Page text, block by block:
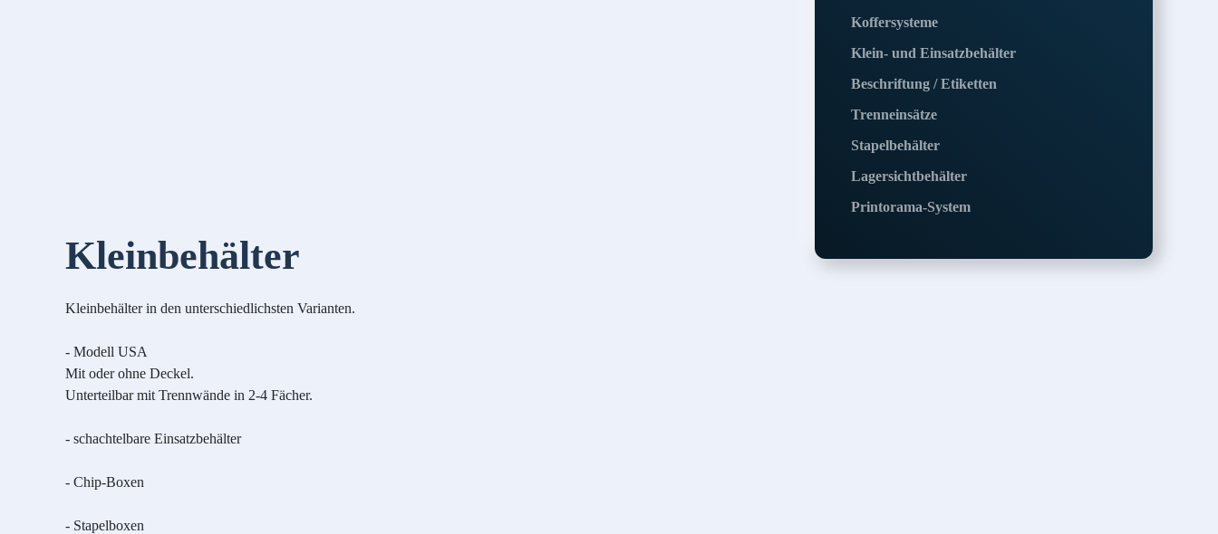
Kleinbehälter
Kleinbehälter in den unterschiedlichsten Varianten.
- Modell USA
Mit oder ohne Deckel.
Unterteilbar mit Trennwände in 2-4 Fächer.
- schachtelbare Einsatzbehälter
- Chip-Boxen
- Stapelboxen
Koffersysteme
Klein- und Einsatzbehälter
Beschriftung / Etiketten
Trenneinsätze
Stapelbehälter
Lagersichtbehälter
Printorama-System